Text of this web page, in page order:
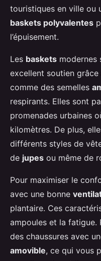
touristiques en ville ou
baskets polyvalentes
l’épuisement.
Les baskets modernes
excellent soutien
comme des semelles
respirants. Elles sont
promenades urbaines
kilomètres. De plus,
différents styles de
de jupes ou même de
Pour maximiser le
avec une bonne
plantaire. Ces
ampoules et la fatigue.
des chaussures avec
amovible, ce qui vous